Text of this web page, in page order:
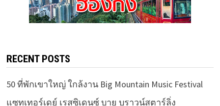
RECENT POSTS
50 ที่พักเขาใหญ่ ใกล้งาน Big Mountain Music Festival
แซทเทอร์เดย์ เรสซิเดนซ์ บาย บราวน์สตาร์ลิ่ง